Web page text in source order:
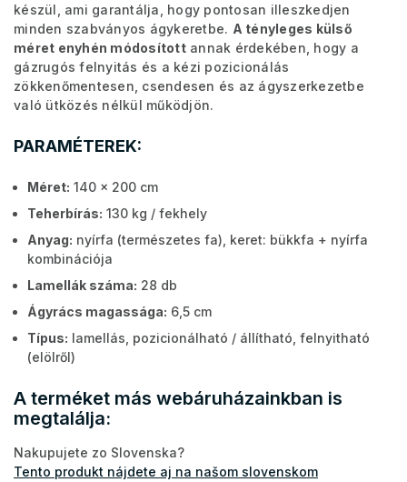
készül, ami garantálja, hogy pontosan illeszkedjen
minden szabványos ágykeretbe. A tényleges külső
méret enyhén módosítottannak érdekében, hogy a
gázrugós felnyitás és a kézi pozicionálás
zökkenőmentesen, csendesen és az ágyszerkezetbe
való ütközés nélkül működjön.
PARAMÉTEREK:
Méret: 140 x 200 cm
Teherbírás: 130 kg / fekhely
Anyag: nyírfa (természetes fa), keret: bükkfa + nyírfa
kombinációja
Lamellák száma: 28 db
Ágyrács magassága: 6,5 cm
Típus: lamellás, pozicionálható / állítható, felnyitható
(elölről)
A terméket más webáruházainkban is
megtalálja:
Nakupujete zo Slovenska?
Tento produkt nájdete aj na našom slovenskom